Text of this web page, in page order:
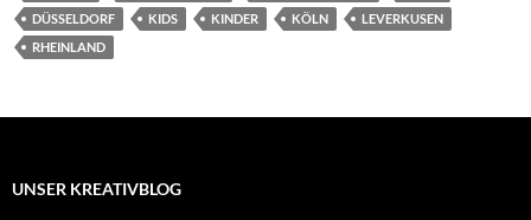
DÜSSELDORF
KIDS KINDER KÖLN
LEVERKUSEN
RHEINLAND
UNSER KREATIVBLOG